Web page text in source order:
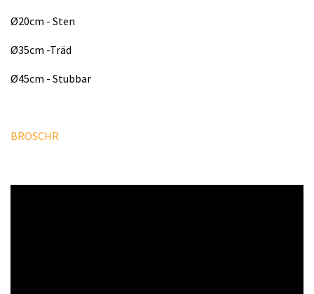
Ø20cm - Sten
Ø35cm -Träd
Ø45cm - Stubbar
BROSCHR